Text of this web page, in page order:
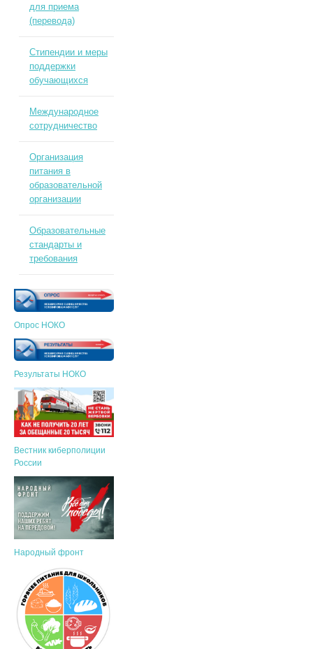
для приема
(перевода)
Стипендии и меры
поддержки
обучающихся
Международное
сотрудничество
Организация
питания в
образовательной
организации
Образовательные
стандарты и
требования
Опрос НОКО
Результаты НОКО
Вестник киберполиции
России
Народный фронт